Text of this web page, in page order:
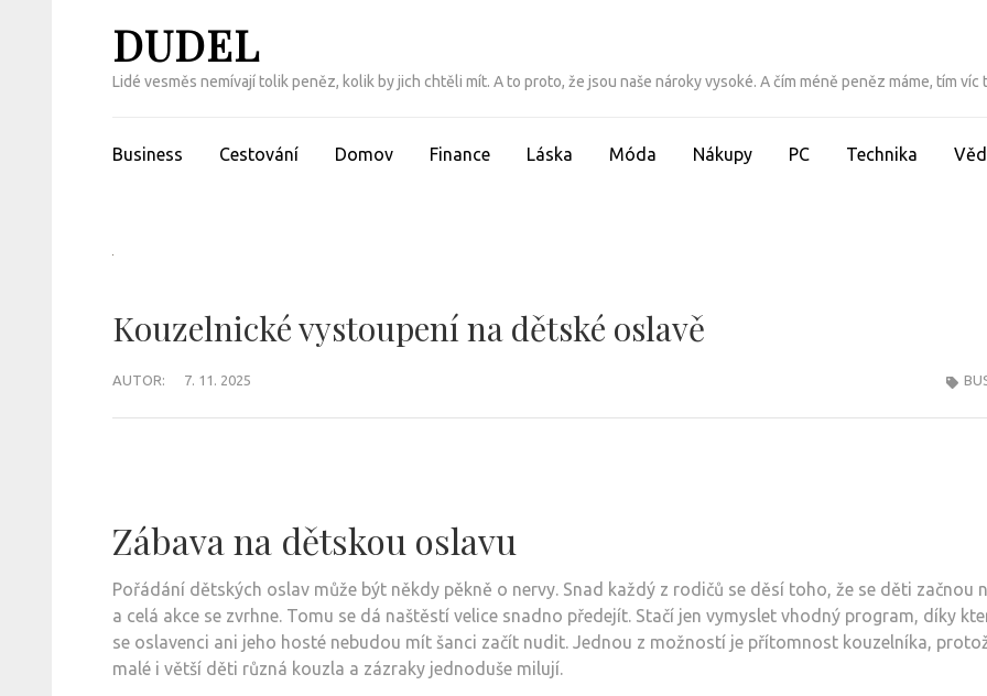
DUDEL
Lidé vesměs nemívají tolik peněz, kolik by jich chtěli mít. A to proto, že jsou naše nároky vysoké. A čím méně peněz máme, tím víc
Business Cestování Domov Finance Láska Móda Nákupy PC Technika
Kouzelnické vystoupení na dětské oslavě
AUTOR: 7. 11. 2025
Zábava na dětskou oslavu
Pořádání dětských oslav může být někdy pěkně o nervy. Snad každý z rodičů se děsí toho, že se děti začnou
a celá akce se zvrhne. Tomu se dá naštěstí velice snadno předejít. Stačí jen vymyslet vhodný program, díky
se oslavenci ani jeho hosté nebudou mít šanci začít nudit. Jednou z možností je přítomnost kouzelníka,
malé i větší děti různá kouzla a zázraky jednoduše milují.